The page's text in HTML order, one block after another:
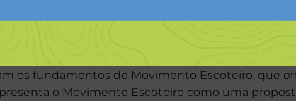
do Brasil é o conjunto de ideias e definições
proposta educativa e especificando os meios
os fundamentos do Movimento Escoteiro, que
o Movimento Escoteiro como uma